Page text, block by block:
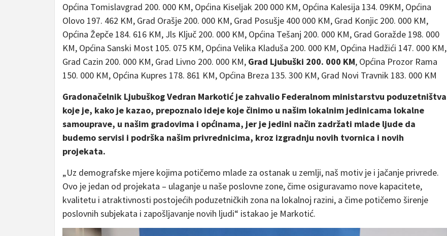
Općina Tomislavgrad 200. 000 KM, Općina Kiseljak 200 000 KM, Općina Kalesija 134. 09KM, Općina
Olovo 197. 462 KM, Grad Orašje 200. 000 KM, Grad Posušje 400 000 KM, Grad Konjic 200. 000 KM,
Općina Žepče 184. 616 KM, Jls Ključ 200. 000 KM, Općina Tešanj 200. 000 KM, Grad Goražde 198. 000
KM, Općina Sanski Most 105. 075 KM, Općina Velika Kladuša 200. 000 KM, Općina Hadžići 147. 000 KM,
Grad Cazin 200. 000 KM, Grad Livno 200. 000 KM, Grad Ljubuški 200. 000 KM, Općina Prozor Rama
150. 000 KM, Općina Kupres 178. 861 KM, Općina Breza 135. 300 KM, Grad Novi Travnik 183. 000 KM
Gradonačelnik Ljubuškog Vedran Markotić je zahvalio Federalnom ministarstvu poduzetništva
koje je, kako je kazao, prepoznalo ideje koje činimo u našim lokalnim jedinicama lokalne
samouprave, u našim gradovima i općinama, jer je jedini način zadržati mlade ljude da
budemo servisi i podrška našim privrednicima, kroz izgradnju novih tvornica i novih
projekata.
„Uz demografske mjere kojima potičemo mlade za ostanak u zemlji, naš motiv je i jačanje privrede.
Ovo je jedan od projekata – ulaganje u naše poslovne zone, čime osiguravamo nove kapacitete,
kvalitetu i atraktivnosti postojećih poduzetničkih zona na lokalnoj razini, a čime potičemo širenje
poslovnih subjekata i zapošljavanje novih ljudi“ istakao je Markotić.